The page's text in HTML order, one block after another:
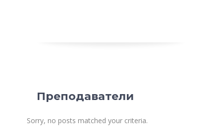
Преподаватели
Sorry, no posts matched your criteria.